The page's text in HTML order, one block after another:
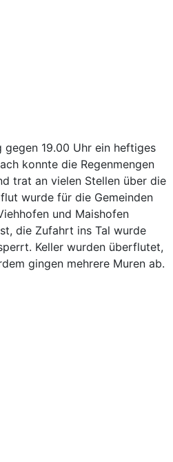
19.00 Uhr ein heftiges
konnte die Regenmengen
trat an vielen Stellen über die
wurde für die Gemeinden
und Maishofen
die Zufahrt ins Tal wurde
Keller wurden überflutet,
gingen mehrere Muren ab.